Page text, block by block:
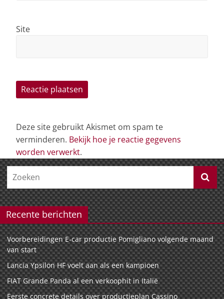
Site
Deze site gebruikt Akismet om spam te
verminderen. Bekijk hoe je reactie gegevens
worden verwerkt.
Recente berichten
Voorbereidingen E-car productie Pomigliano volgende maand
van start
Lancia Ypsilon HF voelt aan als een kampioen
FIAT Grande Panda al een verkoophit in Italië
Eerste concrete details over productieplan Cassino